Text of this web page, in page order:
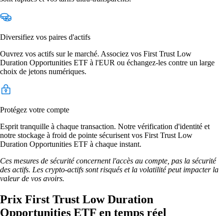
Diversifiez vos paires d'actifs
Ouvrez vos actifs sur le marché. Associez vos First Trust Low
Duration Opportunities ETF à l'EUR ou échangez-les contre un large
choix de jetons numériques.
Protégez votre compte
Esprit tranquille à chaque transaction. Notre vérification d'identité et
notre stockage à froid de pointe sécurisent vos First Trust Low
Duration Opportunities ETF à chaque instant.
Ces mesures de sécurité concernent l'accès au compte, pas la sécurité
des actifs. Les crypto-actifs sont risqués et la volatilité peut impacter la
valeur de vos avoirs.
Prix First Trust Low Duration
Opportunities ETF en temps réel